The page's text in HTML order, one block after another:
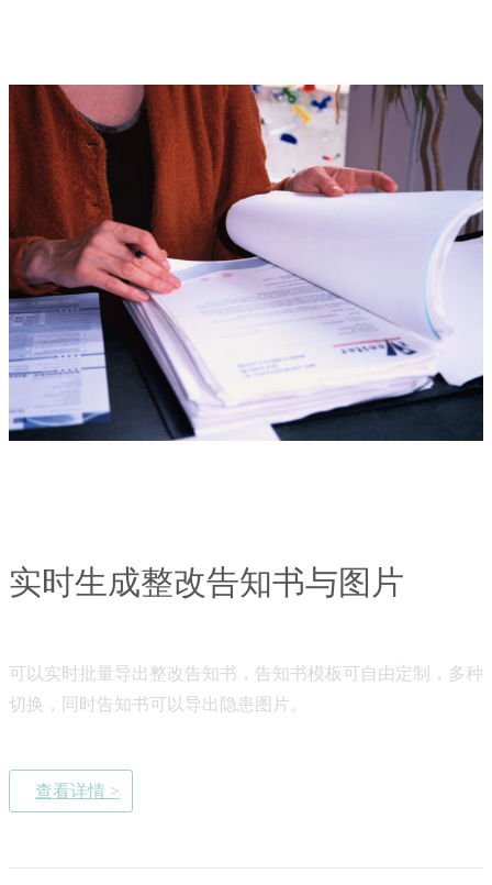
实时生成整改告知书与图片
可以实时批量导出整改告知书，告知书模板可自由定制，多种
切换，同时告知书可以导出隐患图片。
查看详情 >